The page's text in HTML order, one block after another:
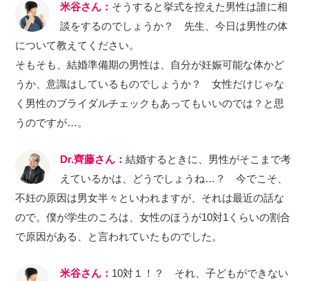
米谷さん： そうすると挙式を控えた男性は誰に相
談をするのでしょうか？ 先生、今日は男性の体
について教えてください。
そもそも、結婚準備期の男性は、自分が妊娠可能な体かど
うか、意識はしているものでしょうか？ 女性だけじゃな
く男性のブライダルチェックもあってもいいのでは？と思
うのですが…。
Dr.齊藤さん：結婚するときに、男性がそこまで考
えているかは、どうでしょうね…？ 今でこそ、
不妊の原因は男女半々といわれますが、それは最近の話な
ので。僕が学生のころは、女性のほうが10対1くらいの割合
で原因がある、と言われていたものでした。
米谷さん： 10対１！？ それ、子どもができない